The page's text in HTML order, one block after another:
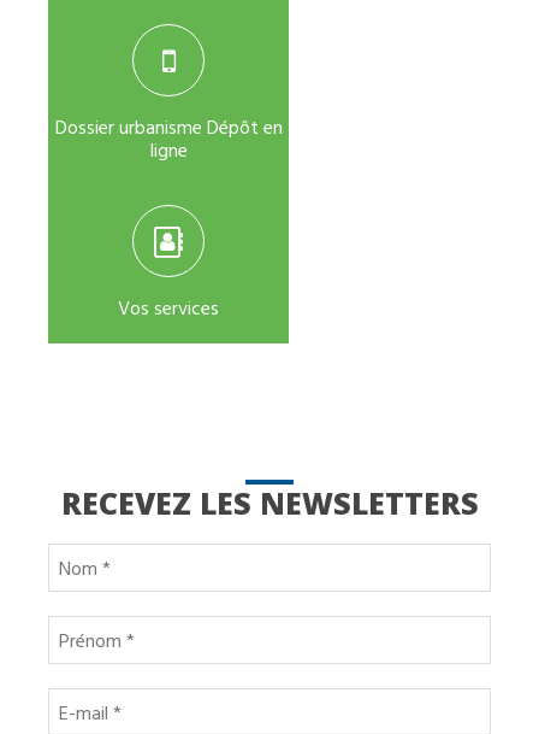
Dossier urbanisme Dépôt en
ligne
Vos services
RECEVEZ LES NEWSLETTERS